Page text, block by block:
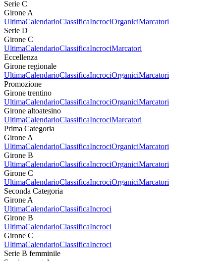
Serie C
Girone A
UltimaCalendarioClassificaIncrociOrganiciMarcatori
Serie D
Girone C
UltimaCalendarioClassificaIncrociMarcatori
Eccellenza
Girone regionale
UltimaCalendarioClassificaIncrociOrganiciMarcatori
Promozione
Girone trentino
UltimaCalendarioClassificaIncrociOrganiciMarcatori
Girone altoatesino
UltimaCalendarioClassificaIncrociMarcatori
Prima Categoria
Girone A
UltimaCalendarioClassificaIncrociOrganiciMarcatori
Girone B
UltimaCalendarioClassificaIncrociOrganiciMarcatori
Girone C
UltimaCalendarioClassificaIncrociOrganiciMarcatori
Seconda Categoria
Girone A
UltimaCalendarioClassificaIncroci
Girone B
UltimaCalendarioClassificaIncroci
Girone C
UltimaCalendarioClassificaIncroci
Serie B femminile